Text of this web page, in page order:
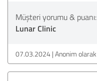
Müşteri yorumu & puanı:
Lunar Clinic
07.03.2024 Anonim olarak